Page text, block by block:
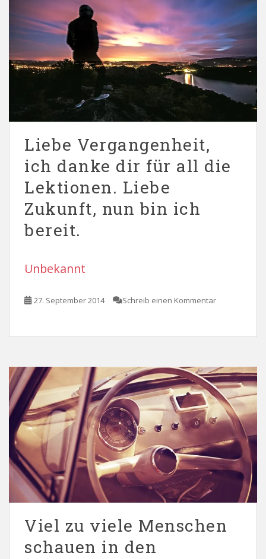
Liebe Vergangenheit,
ich danke dir für all die
Lektionen. Liebe
Zukunft, nun bin ich
bereit.
Unbekannt
27. September 2014 Schreib einen Kommentar
Viel zu viele Menschen
schauen in den